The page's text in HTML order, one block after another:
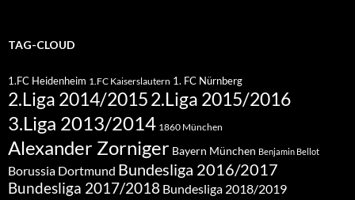
TAG-CLOUD
1.FC Heidenheim 1.FC Kaiserslautern 1. FC Nürnberg
2.Liga 2014/20152.Liga 2015/2016
3.Liga 2013/2014 1860 München
Alexander Zorniger Bayern München Benjamin Bellot
Borussia Dortmund Bundesliga 2016/2017
Bundesliga 2017/2018 Bundesliga 2018/2019